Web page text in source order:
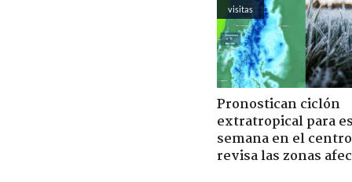
visitas
Pronostican ciclón
extratropical para
semana en el
revisa las zonas